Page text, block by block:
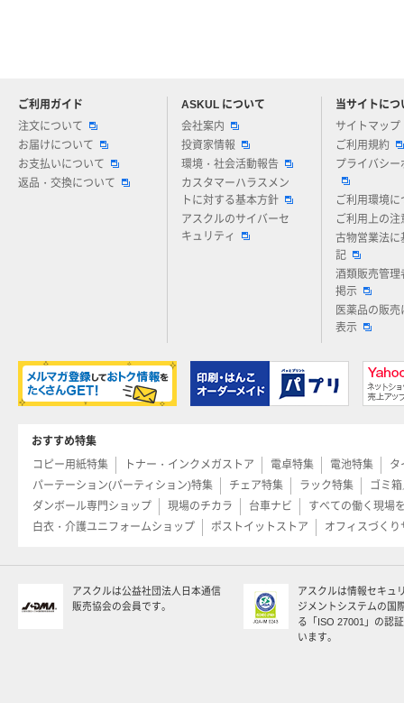
ご利用ガイド
注文について
お届けについて
お支払いについて
返品・交換について
ASKUL について
会社案内
投資家情報
環境・社会活動報告
カスタマーハラスメン
トに対する基本方針
アスクルのサイバーセ
キュリティ
当サイトにつ
サイトマップ
ご利用規約
プライバシー
ご利用環境に
ご利用上の注
古物営業法に
記
酒類販売管理
掲示
医薬品の販売
表示
アスクルについてお気軽にご質問ください
おすすめ特集
コピー用紙特集
トナー・インクメガストア 電卓特集 電池特集
タ
パーテーション(パーティション)特集
チェア特集 ラック特集
ゴミ
ダンボール専門ショップ
現場のチカラ 台車ナビ
すべての働く現場
白衣・介護ユニフォームショップ
ポストイットストア オフィスづくり
アスクルは公益社団法人日本通信
販売協会の会員です。
アスクルは情報セキュ
ジメントシステムの国
る「ISO 27001」の認
います。